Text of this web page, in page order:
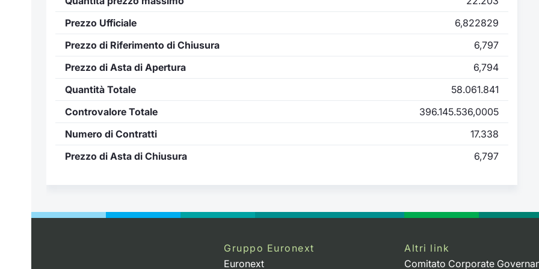
Prezzo Ufficiale
6,822829
Prezzo di Riferimento di Chiusura
6,797
Prezzo di Asta di Apertura
6,794
Quantità Totale
58.061.841
Controvalore Totale
396.145.536,0005
Numero di Contratti
17.338
Prezzo di Asta di Chiusura
6,797
Gruppo Euronext
Euronext
Altri link
Comitato Corporate